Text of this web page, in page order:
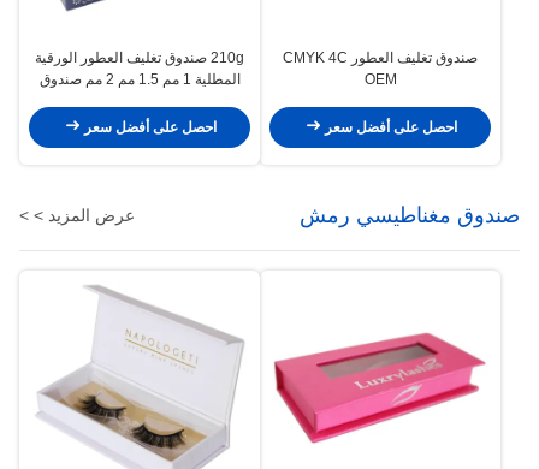
صندوق تغليف العطور CMYK 4C
OEM
احصل على أفضل سعر
210g صندوق تغليف العطور الورقية
المطلية 1 مم 1.5 مم 2 مم صندوق
احصل على أفضل سعر
صندوق مغناطيسي رمش عرض المزيد > >